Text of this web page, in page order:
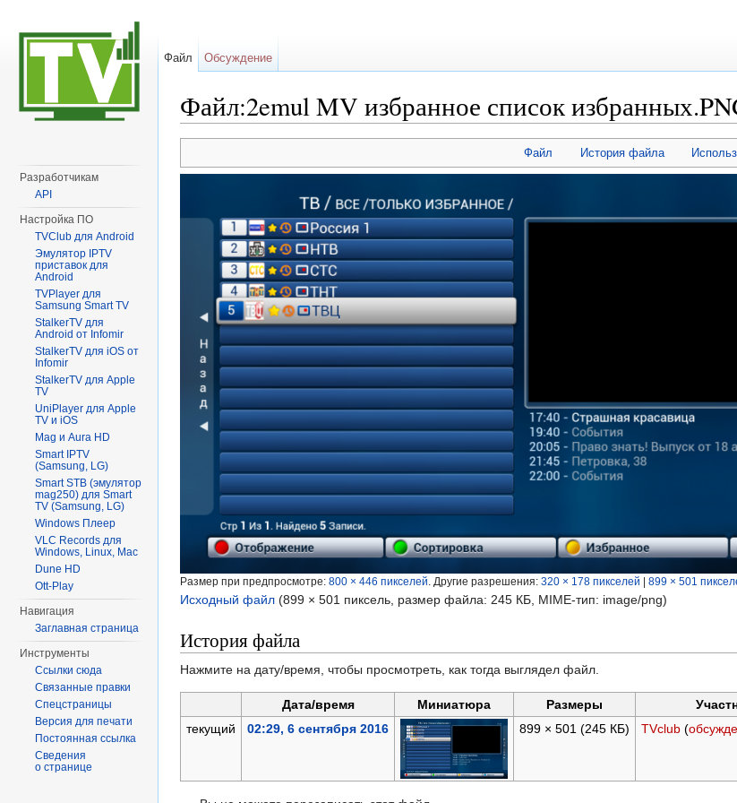
Файл:2emul MV избранное список
Файл История файла
Размер при предпросмотре: 800 × 446 пикселей Другие разрешения: 320 × 178 пикселей 899 × 501
Исходный файл (899 × 501 пиксель, размер файла: 245 КБ, MIME-тип: image/png)
История файла
Нажмите на дату/время, чтобы просмотреть, как тогда выглядел файл.
Дата/время Миниатюра Размеры
текущий
02:29, 6 сентября 2016 899 × 501 (245 КБ) TVclub (
Файл Обсуждение
Разработчикам
API
Настройка ПО
TVClub для Android
Эмулятор IPTV
приставок для
Android
TVPlayer для
Samsung Smart TV
StalkerTV для
Android от Infomir
StalkerTV для iOS от
Infomir
StalkerTV для Apple
TV
UniPlayer для Apple
TV и iOS
Mag и Aura HD
Smart IPTV
(Samsung, LG)
Smart STB (эмулятор
mag250) для Smart
TV (Samsung, LG)
Windows Плеер
VLC Records для
Windows, Linux, Mac
Dune HD
Ott-Play
Навигация
Заглавная страница
Инструменты
Ссылки сюда
Связанные правки
Спецстраницы
Версия для печати
Постоянная ссылка
Сведения
о странице